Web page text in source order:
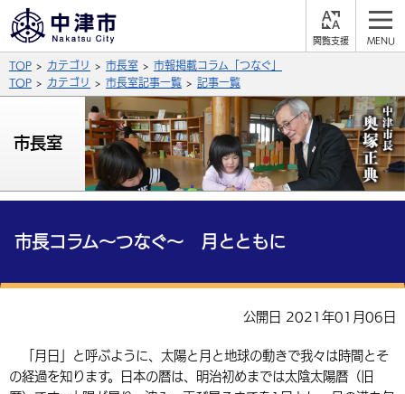
背景色
青 白
文字の大きさ
拡大 標準 縮小
言語を選択
公式SNS
X (Twitter) YouTube
サイト内検索
総合メニュー
保険・年金
福祉・介護 健康・予防
税金 住宅・インフラ
入札・契約 産業・雇用
農林水産業 税金
子育て・教育
施設情報 子どもを預ける
TOP カテゴリ 市長室
市報掲載コラム「つなぐ」
TOP
カテゴリ 市長室記事一覧 記事一覧
市長室
市長コラム～つなぐ～ 月とともに
公開日 2021年01月06日
「月日」と呼ぶように、太陽と月と地球の動きで我々は時間とそ
の経過を知ります。日本の暦は、明治初めまでは太陰太陽暦（旧